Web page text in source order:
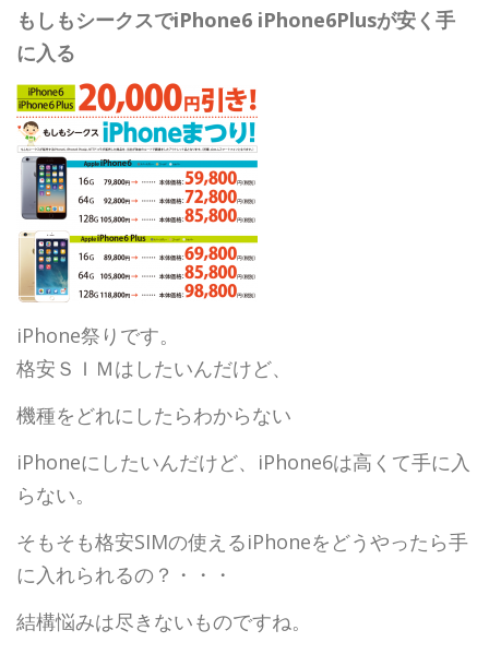
もしもシークスでiPhone6 iPhone6Plusが安く手
に入る
iPhone祭りです。
格安ＳＩＭはしたいんだけど、
機種をどれにしたらわからない
iPhoneにしたいんだけど、iPhone6は高くて手に入
らない。
そもそも格安SIMの使えるiPhoneをどうやったら手
に入れられるの？・・・
結構悩みは尽きないものですね。